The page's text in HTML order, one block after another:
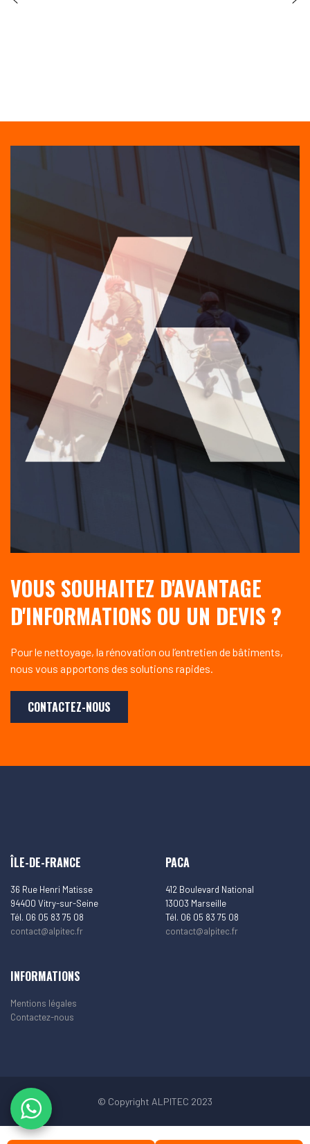
VOUS SOUHAITEZ D'AVANTAGE
D'INFORMATIONS OU UN DEVIS ?
Pour le nettoyage, la rénovation ou l’entretien de bâtiments,
nous vous apportons des solutions rapides.
CONTACTEZ-NOUS
ÎLE-DE-FRANCE
36 Rue Henri Matisse
94400 Vitry-sur-Seine
Tél. 06 05 83 75 08
contact@alpitec.fr
PACA
412 Boulevard National
13003 Marseille
Tél. 06 05 83 75 08
contact@alpitec.fr
INFORMATIONS
Mentions légales
Contactez-nous
© Copyright ALPITEC 2023